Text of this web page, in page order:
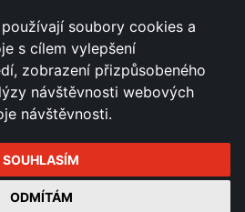
soubory cookies a
s cílem vylepšení
zobrazení přizpůsobeného
návštěvnosti webových
návštěvnosti.
SOUHLASÍM
ODMÍTÁM- Město Hranice © 2026 |